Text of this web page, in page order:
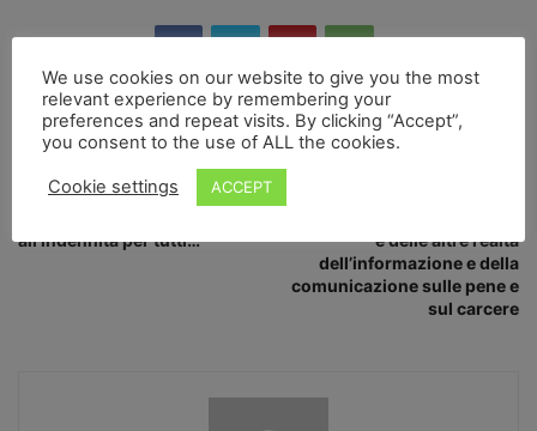
Previdenza in carcere. La
all’indennità per tutti…
e delle altre realtà
dell’informazione e della
comunicazione sulle pene e
sul carcere
We use cookies on our website to give you the most
relevant experience by remembering your
preferences and repeat visits. By clicking “Accept”,
you consent to the use of ALL the cookies.
Cookie settings ACCEPT